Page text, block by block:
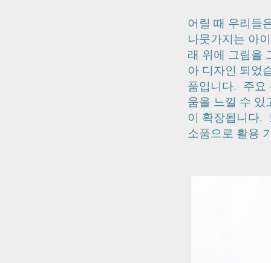
어릴 때 우리들
나뭇가지는 아
래 위에 그림을
아 디자인 되었
품입니다. 주요
움을 느낄 수 있
이 확장됩니다.
소품으로 활용